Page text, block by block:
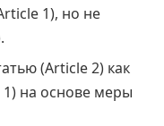
1), но не
(Article 2) как
на основе меры